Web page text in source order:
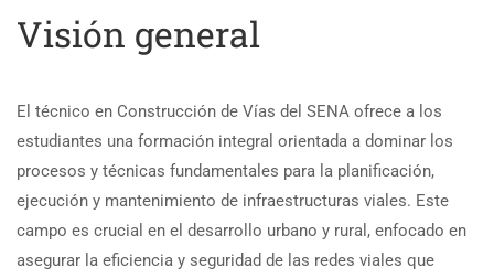
Visión general
El técnico en Construcción de Vías del SENA ofrece a los
estudiantes una formación integral orientada a dominar los
procesos y técnicas fundamentales para la planificación,
ejecución y mantenimiento de infraestructuras viales. Este
campo es crucial en el desarrollo urbano y rural, enfocado en
asegurar la eficiencia y seguridad de las redes viales que